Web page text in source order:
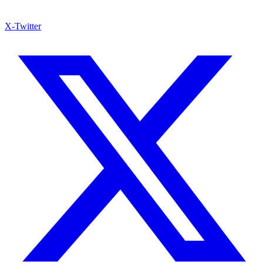
X-Twitter